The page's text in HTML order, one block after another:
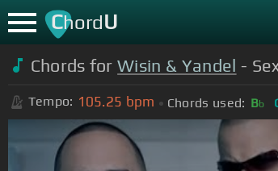
ChordU
Chords forWisin & Yandel -
Tempo: 105.25 bpm Chords used: Bb